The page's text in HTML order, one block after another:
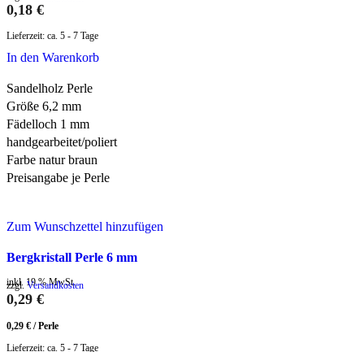
0,18 €
Lieferzeit: ca. 5 - 7 Tage
In den Warenkorb
Sandelholz Perle
Größe 6,2 mm
Fädelloch 1 mm
handgearbeitet/poliert
Farbe natur braun
Preisangabe je Perle
Zum Wunschzettel hinzufügen
Bergkristall Perle 6 mm
inkl. 19 % MwSt.
zzgl. Versandkosten
0,29 €
0,29 € /Perle
Lieferzeit: ca. 5 - 7 Tage